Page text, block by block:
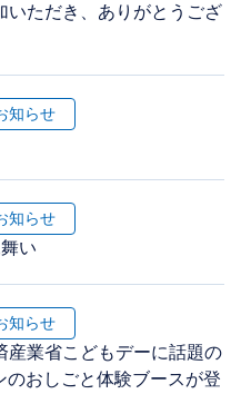
いただき、ありがとうござ
知らせ
知らせ
い
知らせ
産業省こどもデーに話題の
のおしごと体験ブースが登